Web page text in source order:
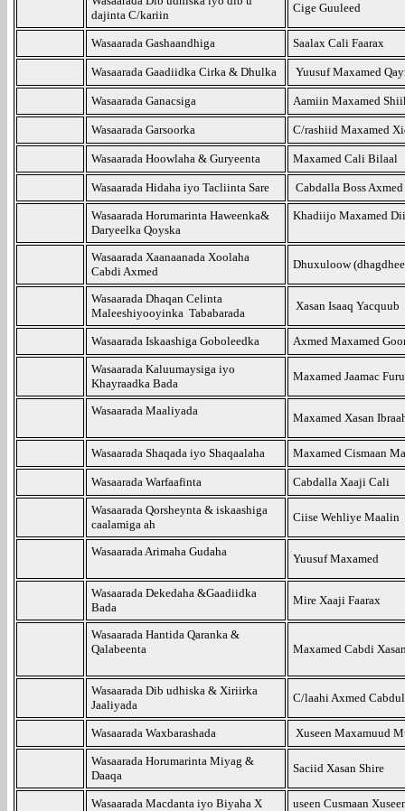
dajinta C/kariin
Cige Guuleed
Wasaarada Gashaandhiga Saalax Cali Faarax
Wasaarada Gaadiidka Cirka & Dhulka Yuusuf Maxamed
Wasaarada Ganacsiga Aamiin Maxamed
Wasaarada Garsoorka C/rashiid Maxamed
Wasaarada Hoowlaha & Guryeenta Maxamed Cali Bilaal
Wasaarada Hidaha iyo Tacliinta Sare Cabdalla Boss Axmed
Wasaarada Horumarinta Haweenka&
Daryeelka Qoyska
Khadiijo Maxamed
Wasaarada Xaanaanada Xoolaha
Cabdi Axmed
Dhuxuloow
Wasaarada Dhaqan Celinta
Maleeshiyooyinka Tababarada
Xasan Isaaq Yacquub
Wasaarada Iskaashiga Goboleedka Axmed Maxamed
Wasaarada Kaluumaysiga iyo
Khayraadka Bada
Maxamed Jaamac
Wasaarada Maaliyada
Maxamed Xasan
Wasaarada Shaqada iyo Shaqaalaha Maxamed Cismaan
Wasaarada Warfaafinta Cabdalla Xaaji Cali
Wasaarada Qorsheynta & iskaashiga
caalamiga ah
Ciise Wehliye Maalin
Wasaarada Arimaha Gudaha
Yuusuf Maxamed
Wasaarada Dekedaha &Gaadiidka
Bada
Mire Xaaji Faarax
Wasaarada Hantida Qaranka &
Qalabeenta
Maxamed Cabdi
Wasaarada Dib udhiska & Xiriirka
Jaaliyada
C/laahi Axmed
Wasaarada Waxbarashada Xuseen Maxamuud
Wasaarada Horumarinta Miyag &
Daaqa
Saciid Xasan Shire
Wasaarada Macdanta iyo Biyaha X useen Cusmaan